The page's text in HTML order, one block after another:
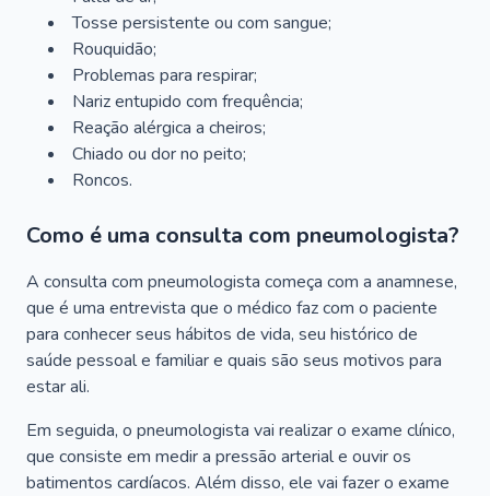
Tosse persistente ou com sangue;
Rouquidão;
Problemas para respirar;
Nariz entupido com frequência;
Reação alérgica a cheiros;
Chiado ou dor no peito;
Roncos.
Como é uma consulta com pneumologista?
A consulta com pneumologista começa com a anamnese,
que é uma entrevista que o médico faz com o paciente
para conhecer seus hábitos de vida, seu histórico de
saúde pessoal e familiar e quais são seus motivos para
estar ali.
Em seguida, o pneumologista vai realizar o exame clínico,
que consiste em medir a pressão arterial e ouvir os
batimentos cardíacos. Além disso, ele vai fazer o exame